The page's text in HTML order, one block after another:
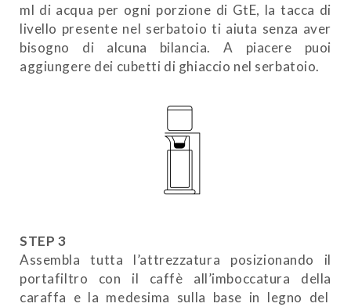
ml di acqua per ogni porzione di GtE, la tacca di
livello presente nel serbatoio ti aiuta senza aver
bisogno di alcuna bilancia. A piacere puoi
aggiungere dei cubetti di ghiaccio nel serbatoio.
STEP 3
Assembla tutta l’attrezzatura posizionando il
portafiltro con il caffè all’imboccatura della
caraffa e la medesima sulla base in legno del